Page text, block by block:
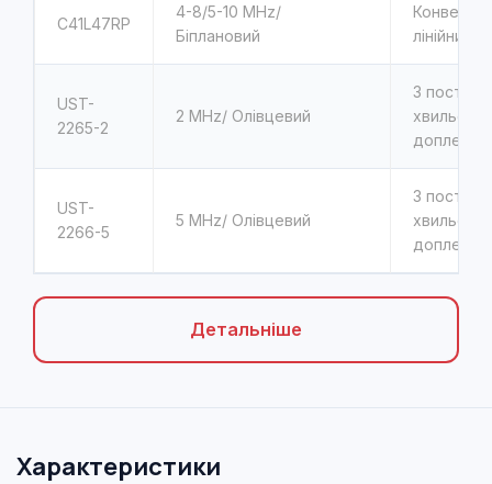
C41L47RP
4-8/5-10 MHz/
Біплановий
лінійний
UST-
2265-2
2 MHz/ Олівцевий
З
доплером
UST-
2266-5
5 MHz/ Олівцевий
З
доплером
Детальніше
Характеристики